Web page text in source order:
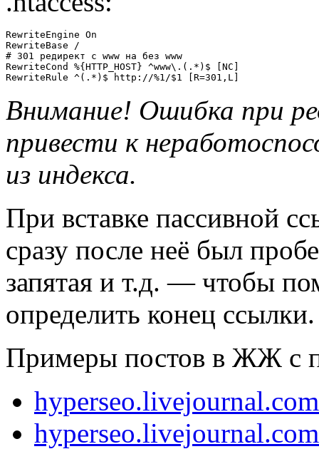
RewriteEngine On
RewriteBase /
# 301 редирект с www на без www
RewriteCond %{HTTP_HOST} ^www\.(.*)$ [NC]
RewriteRule ^(.*)$ http://%1/$1 [R=301,L]
Внимание! Ошибка при
привести к
из индекса.
При вставке пассивной
сразу после неё был
запятая и т.д. — чтобы
определить конец ссылки.
Примеры постов в ЖЖ с